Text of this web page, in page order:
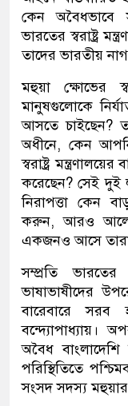
কেন অবৈধভাবে
ভারতের স্বরাষ্ট্র
তাদের ভারতীয়
মহুয়া ক্ষোভের
মানুষগুলোকে
আসতে চাইছেন?
অধীনে, কেন
স্বরাষ্ট্র
করেছেন? সেই দুই
নিরাপত্তা কেন
করুন, আরও আলো
একজনও আসে
সম্প্রতি
ভাষাভাষীদের
বারেবারে সরব
বন্দ্যোপাধ্যায়।
অবৈধ
পরিস্থিতিতে
সংসদ সদস্য মহুয়ার